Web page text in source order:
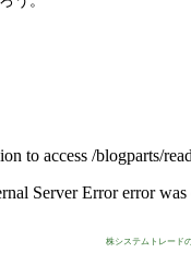
株システムトレード